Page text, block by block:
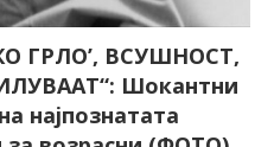
ГРЛО’, ВСУШНОСТ,
Шокантни
најпознатата